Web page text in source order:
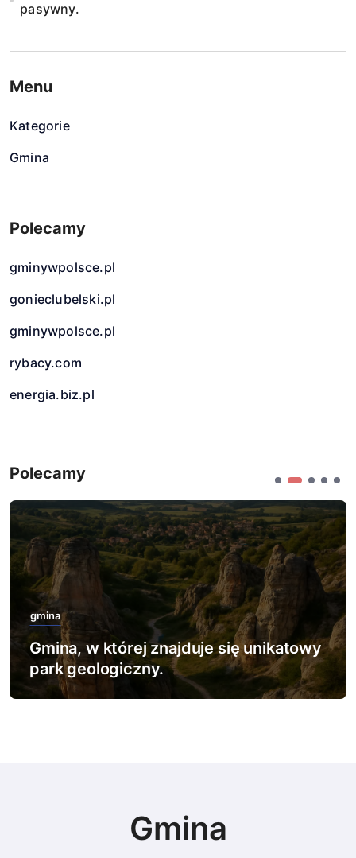
pasywny.
Menu
Kategorie
Gmina
Polecamy
gminywpolsce.pl
gonieclubelski.pl
gminywpolsce.pl
rybacy.com
energia.biz.pl
Polecamy
gmina
Gmina, w której znajduje się najwięcej
rezerwatów leśnych.
Gmina